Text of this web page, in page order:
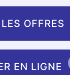
OFFRES
EN LIGNE